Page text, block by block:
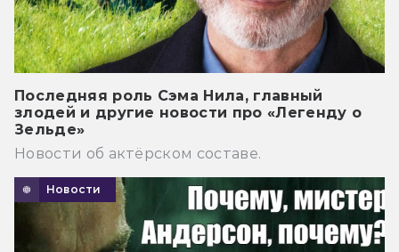
Последняя роль Сэма Нила, главный
злодей и другие новости про «Легенду о
Зельде»
Новости об актёрском составе.
Новости